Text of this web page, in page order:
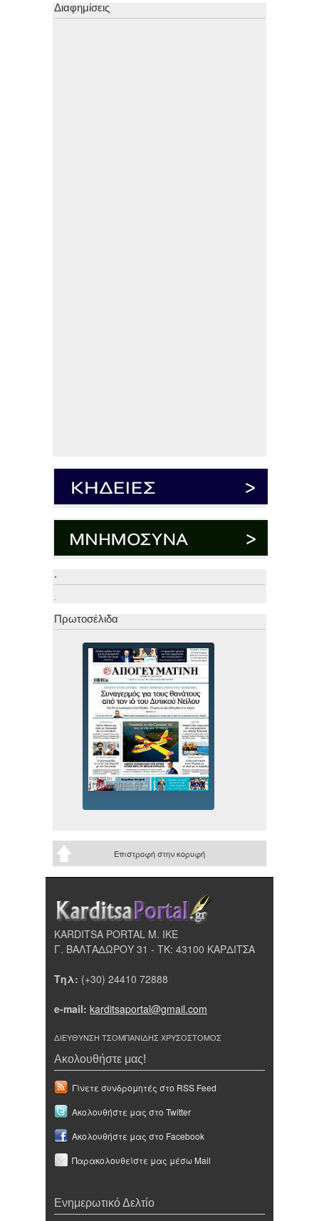
Διαφημίσεις
.
.
Πρωτοσέλιδα
Επιστροφή στην κορυφή
KARDITSA PORTAL Μ. ΙΚΕ
Γ. ΒΑΛΤΑΔΩΡΟΥ 31 - ΤΚ: 43100 ΚΑΡΔΙΤΣΑ
Τηλ: (+30) 24410 72888
e-mail: karditsaportal@gmail.com
ΔΙΕΥΘΥΝΣΗ ΤΣΟΜΠΑΝΙΔΗΣ ΧΡΥΣΟΣΤΟΜΟΣ
Ακολουθήστε μας!
Γίνετε συνδρομητές στο RSS Feed
Ακολουθήστε μας στο Twitter
Ακολουθήστε μας στο Facebook
Παρακολουθείστε μας μέσω Mail
Ενημερωτικό Δελτίο